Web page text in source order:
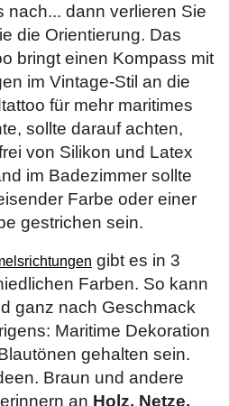
nach... dann verlieren Sie
die Orientierung. Das
bringt einen Kompass mit
im Vintage-Stil an die
für mehr maritimes
sollte darauf achten,
von Silikon und Latex
im Badezimmer sollte
Farbe oder einer
gestrichen sein.
gibt es in 3
Farben. So kann
ganz nach Geschmack
Maritime Dekoration
gehalten sein.
Braun und andere
an Holz, Netze,